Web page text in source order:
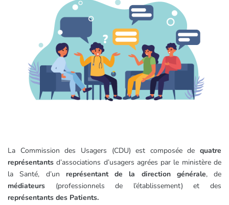
La Commission des Usagers (CDU) est composée de quatre
représentants d’associations d’usagers agrées par le ministère de
la Santé, d’un représentant de la direction générale, de
médiateurs (professionnels de l’établissement) et des
représentants des Patients.